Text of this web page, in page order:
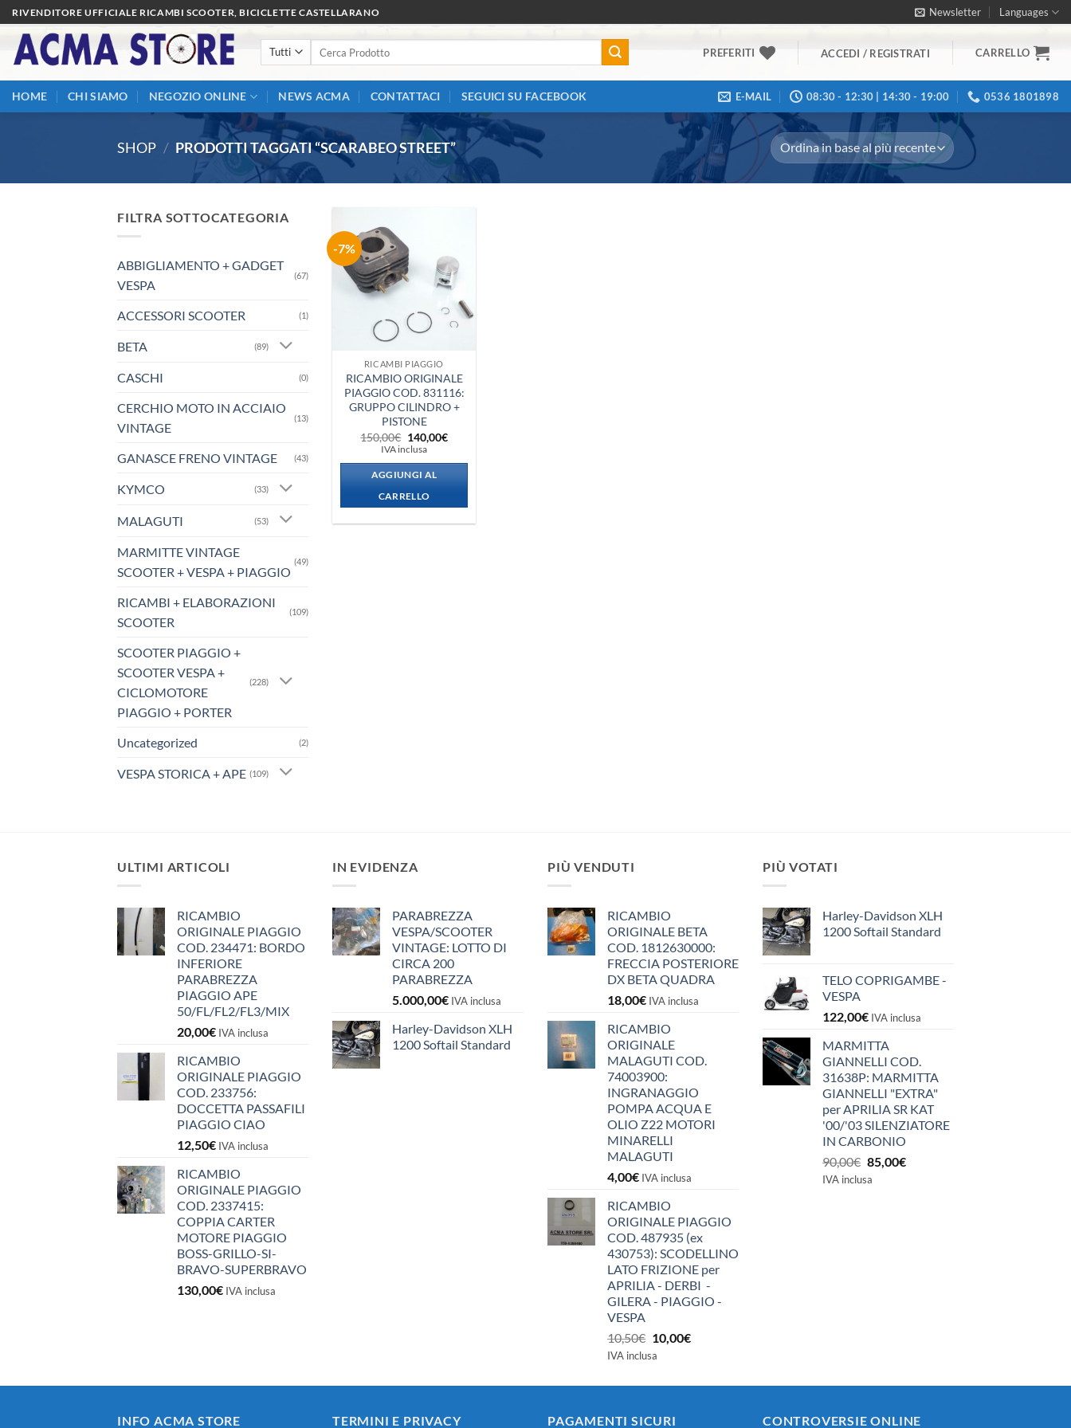
Salta
ai
contenuti
RIVENDITORE UFFICIALE RICAMBI SCOOTER, BICICLETTE CASTELLARANO Newsletter Languages
PREFERITI ACCEDI / REGISTRATI CARRELLO
HOME CHI SIAMO NEGOZIO ONLINE NEWS ACMA CONTATTACI SEGUICI SU FACEBOOK E-MAIL 08:30 - 12:30 | 14:30 - 19:00 0536 1801898
SHOP / PRODOTTI TAGGATI “SCARABEO STREET”
FILTRA SOTTOCATEGORIA
ABBIGLIAMENTO + GADGET
VESPA
(67)
ACCESSORI SCOOTER (1)
BETA (89)
CASCHI (0)
CERCHIO MOTO IN ACCIAIO
VINTAGE
(13)
GANASCE FRENO VINTAGE (43)
KYMCO (33)
MALAGUTI (53)
MARMITTE VINTAGE
SCOOTER + VESPA + PIAGGIO
(49)
RICAMBI + ELABORAZIONI
SCOOTER
(109)
SCOOTER PIAGGIO +
SCOOTER VESPA +
CICLOMOTORE
PIAGGIO + PORTER
(228)
Uncategorized (2)
VESPA STORICA + APE (109)
-7%
alla lista
dei
desideri
RICAMBI PIAGGIO
RICAMBIO ORIGINALE
PIAGGIO COD. 831116:
GRUPPO CILINDRO +
PISTONE
150,00€ Il
prezzo
era:
150,00€.
140,00€Il
IVA inclusa
AGGIUNGI AL
CARRELLO
ULTIMI ARTICOLI
RICAMBIO
ORIGINALE PIAGGIO
COD. 234471: BORDO
INFERIORE
PARABREZZA
PIAGGIO APE
50/FL/FL2/FL3/MIX
20,00€ IVA inclusa
RICAMBIO
ORIGINALE PIAGGIO
COD. 233756:
DOCCETTA PASSAFILI
PIAGGIO CIAO
12,50€ IVA inclusa
RICAMBIO
ORIGINALE PIAGGIO
COD. 2337415:
COPPIA CARTER
MOTORE PIAGGIO
BOSS-GRILLO-SI-
BRAVO-SUPERBRAVO
130,00€ IVA inclusa
IN EVIDENZA
PARABREZZA
VESPA/SCOOTER
VINTAGE: LOTTO DI
CIRCA 200
PARABREZZA
5.000,00€ IVA inclusa
Harley-Davidson XLH
1200 Softail Standard
PIÙ VENDUTI
RICAMBIO
ORIGINALE BETA
COD. 1812630000:
FRECCIA POSTERIORE
DX BETA QUADRA
18,00€ IVA inclusa
RICAMBIO
ORIGINALE
MALAGUTI COD.
74003900:
INGRANAGGIO
POMPA ACQUA E
OLIO Z22 MOTORI
MINARELLI
MALAGUTI
4,00€ IVA inclusa
RICAMBIO
ORIGINALE PIAGGIO
COD. 487935 (ex
430753): SCODELLINO
LATO FRIZIONE per
APRILIA - DERBI -
GILERA - PIAGGIO -
VESPA
10,50€ Il
prezzo
era:
10,00€Il
è:
IVA inclusa
PIÙ VOTATI
Harley-Davidson XLH
1200 Softail Standard
TELO COPRIGAMBE -
VESPA
122,00€ IVA inclusa
MARMITTA
GIANNELLI COD.
31638P: MARMITTA
GIANNELLI "EXTRA"
per APRILIA SR KAT
'00/'03 SILENZIATORE
IN CARBONIO
90,00€ Il
prezzo
85,00€Il
IVA inclusa
INFO ACMA STORE TERMINI E PRIVACY PAGAMENTI SICURI CONTROVERSIE ONLINE